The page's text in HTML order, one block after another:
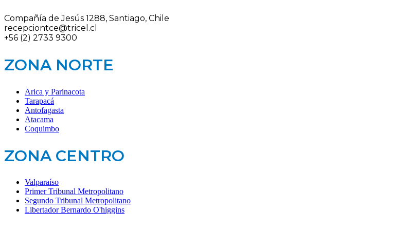
Compañía de Jesús 1288, Santiago, Chile
recepciontce@tricel.cl
+56 (2) 2733 9300
ZONA NORTE
Arica y Parinacota
Tarapacá
Antofagasta
Atacama
Coquimbo
ZONA CENTRO
Valparaíso
Primer Tribunal Metropolitano
Segundo Tribunal Metropolitano
Libertador Bernardo O'higgins